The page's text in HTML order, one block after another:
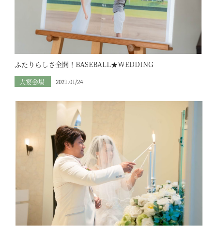
ふたりらしさ全開！BASEBALL★WEDDING
大宴会場 2021.01/24